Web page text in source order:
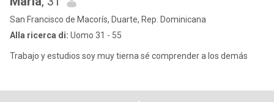
San Francisco de Macorís, Duarte, Rep. Dominicana
Alla ricerca di: Uomo 31 - 55
Trabajo y estudios soy muy tierna sé comprender a los demás